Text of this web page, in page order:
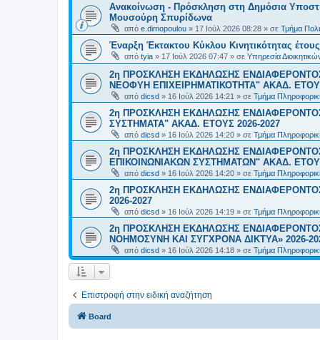
Ανακοίνωση - Πρόσκληση στη Δημόσια
Μουσούρη Σπυρίδωνα
από e.dimopoulou » 17 Ιούλ 2026 08:28 » σε Τμήμα
Έναρξη Έκτακτου Κύκλου Κινητικότητας
από tyia » 17 Ιούλ 2026 07:47 » σε Υπηρεσία
2η ΠΡΟΣΚΛΗΣΗ ΕΚΔΗΛΩΣΗΣ
ΝΕΟΦΥΗ ΕΠΙΧΕΙΡΗΜΑΤΙΚΟΤΗΤΑ" ΑΚΑΔ.
από dicsd » 16 Ιούλ 2026 14:21 » σε Τμήμα
2η ΠΡΟΣΚΛΗΣΗ ΕΚΔΗΛΩΣΗΣ
ΣΥΣΤΗΜΑΤΑ" ΑΚΑΔ. ΕΤΟΥΣ 2026-2027
από dicsd » 16 Ιούλ 2026 14:20 » σε Τμήμα
2η ΠΡΟΣΚΛΗΣΗ ΕΚΔΗΛΩΣΗΣ
ΕΠΙΚΟΙΝΩΝΙΑΚΩΝ ΣΥΣΤΗΜΑΤΩΝ" ΑΚΑΔ.
από dicsd » 16 Ιούλ 2026 14:20 » σε Τμήμα
2η ΠΡΟΣΚΛΗΣΗ ΕΚΔΗΛΩΣΗΣ
2026-2027
από dicsd » 16 Ιούλ 2026 14:19 » σε Τμήμα
2η ΠΡΟΣΚΛΗΣΗ ΕΚΔΗΛΩΣΗΣ
ΝΟΗΜΟΣΥΝΗ ΚΑΙ ΣΥΓΧΡΟΝΑ ΔΙΚΤΥΑ» 2026-
από dicsd » 16 Ιούλ 2026 14:18 » σε Τμήμα
Επιστροφή στην ειδική αναζήτηση
Board